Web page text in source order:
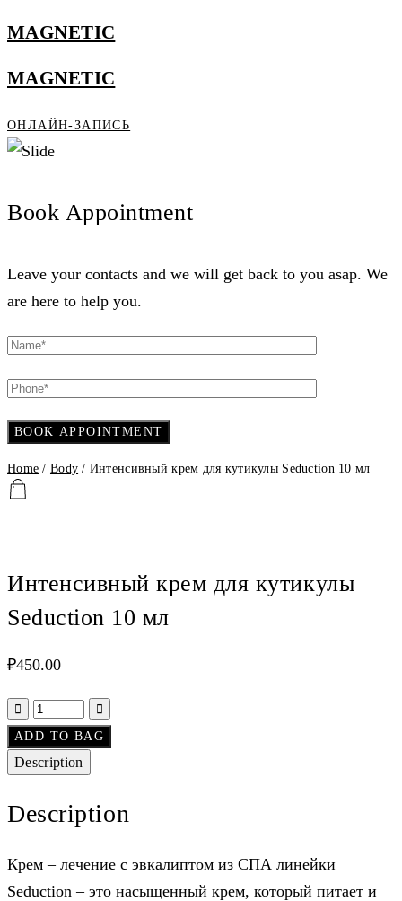
MAGNETIC
MAGNETIC
ОНЛАЙН-ЗАПИСЬ
Book Appointment
Leave your contacts and we will get back to you asap. We
are here to help you.
Home / Body / Интенсивный крем для кутикулы Seduction 10 мл
Интенсивный крем для кутикулы
Seduction 10 мл
₽450.00
ADD TO BAG
Description
Description
Крем – лечение с эвкалиптом из СПА линейки
Seduction – это насыщенный крем, который питает и